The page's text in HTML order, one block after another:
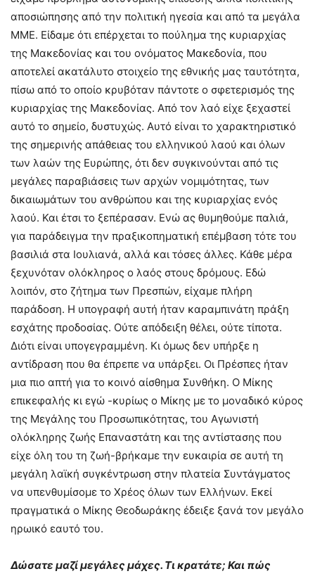
αποσιώπησης από την πολιτική ηγεσία και από τα μεγάλα
ΜΜΕ. Είδαμε ότι επέρχεται το πούλημα της κυριαρχίας
της Μακεδονίας και του ονόματος Μακεδονία, που
αποτελεί ακατάλυτο στοιχείο της εθνικής μας ταυτότητα,
πίσω από το οποίο κρυβόταν πάντοτε ο σφετερισμός της
κυριαρχίας της Μακεδονίας. Από τον λαό είχε ξεχαστεί
αυτό το σημείο, δυστυχώς. Αυτό είναι το χαρακτηριστικό
της σημερινής απάθειας του ελληνικού λαού και όλων
των λαών της Ευρώπης, ότι δεν συγκινούνται από τις
μεγάλες παραβιάσεις των αρχών νομιμότητας, των
δικαιωμάτων του ανθρώπου και της κυριαρχίας ενός
λαού. Και έτσι το ξεπέρασαν. Ενώ ας θυμηθούμε παλιά,
για παράδειγμα την πραξικοπηματική επέμβαση τότε του
βασιλιά στα Ιουλιανά, αλλά και τόσες άλλες. Κάθε μέρα
ξεχυνόταν ολόκληρος ο λαός στους δρόμους. Εδώ
λοιπόν, στο ζήτημα των Πρεσπών, είχαμε πλήρη
παράδοση. Η υπογραφή αυτή ήταν καραμπινάτη πράξη
εσχάτης προδοσίας. Ούτε απόδειξη θέλει, ούτε τίποτα.
Διότι είναι υπογεγραμμένη. Κι όμως δεν υπήρξε η
αντίδραση που θα έπρεπε να υπάρξει. Οι Πρέσπες ήταν
μια πιο απτή για το κοινό αίσθημα Συνθήκη. Ο Μίκης
επικεφαλής κι εγώ -κυρίως ο Μίκης με το μοναδικό κύρος
της Μεγάλης του Προσωπικότητας, του Αγωνιστή
ολόκληρης ζωής Επαναστάτη και της αντίστασης που
είχε όλη του τη ζωή-βρήκαμε την ευκαιρία σε αυτή τη
μεγάλη λαϊκή συγκέντρωση στην πλατεία Συντάγματος
να υπενθυμίσομε το Χρέος όλων των Ελλήνων. Εκεί
πραγματικά ο Μίκης Θεοδωράκης έδειξε ξανά τον μεγάλο
ηρωικό εαυτό του.
Δώσατε μαζί μεγάλες μάχες. Τι κρατάτε; Και πώς